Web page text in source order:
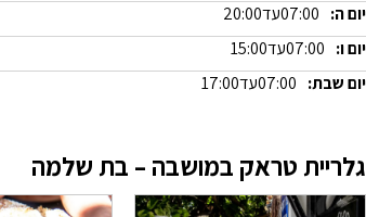
יום ה: 07:00עד20:00
יום ו: 07:00עד15:00
יום שבת: 07:00עד17:00
גלריית טראק במושבה – בת שלמה